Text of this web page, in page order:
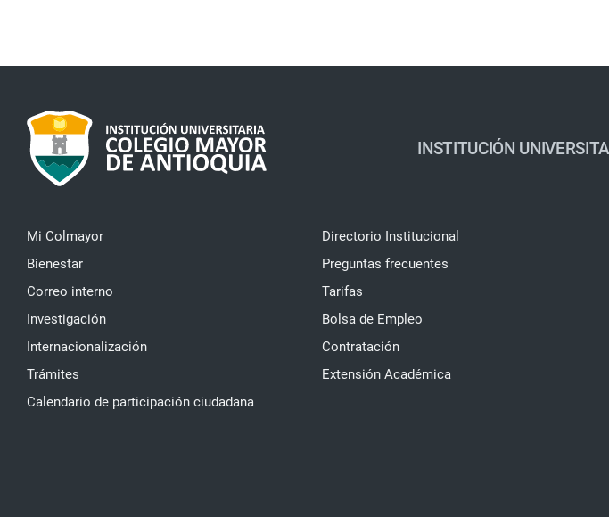
INSTITUCIÓN
Mi Colmayor
Bienestar
Correo interno
Investigación
Internacionalización
Trámites
Calendario de participación ciudadana
Directorio Institucional
Preguntas frecuentes
Tarifas
Bolsa de Empleo
Contratación
Extensión Académica